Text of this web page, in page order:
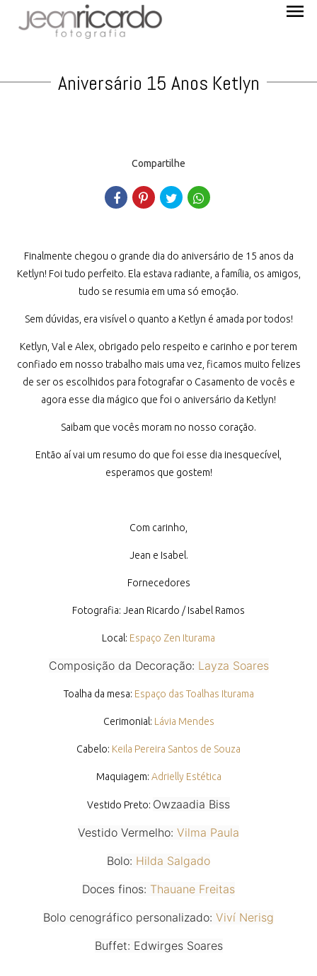
menu
Aniversário 15 Anos Ketlyn
Compartilhe
Finalmente chegou o grande dia do aniversário de 15 anos da
Ketlyn! Foi tudo perfeito. Ela estava radiante, a família, os amigos,
tudo se resumia em uma só emoção.
Sem dúvidas, era visível o quanto a Ketlyn é amada por todos!
Ketlyn, Val e Alex, obrigado pelo respeito e carinho e por terem
confiado em nosso trabalho mais uma vez, ficamos muito felizes
de ser os escolhidos para fotografar o Casamento de vocês e
agora esse dia mágico que foi o aniversário da Ketlyn!
Saibam que vocês moram no nosso coração.
Então aí vai um resumo do que foi esse dia inesquecível,
esperamos que gostem!
Com carinho,
Jean e Isabel.
Fornecedores
Fotografia: Jean Ricardo / Isabel Ramos
Local: Espaço Zen Iturama
Composição da Decoração: Layza Soares
Toalha da mesa: Espaço das Toalhas Iturama
Cerimonial: Lávia Mendes
Cabelo: Keila Pereira Santos de Souza
Maquiagem: Adrielly Estética
Vestido Preto: Owzaadia Biss
Vestido Vermelho: Vilma Paula
Bolo: Hilda Salgado
Doces finos: Thauane Freitas
Bolo cenográfico personalizado: Viví Nerisg
Buffet: Edwirges Soares